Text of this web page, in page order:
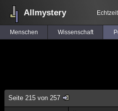
Allmystery Echtzeit
Menschen Wissenschaft
Seite 215 von 257